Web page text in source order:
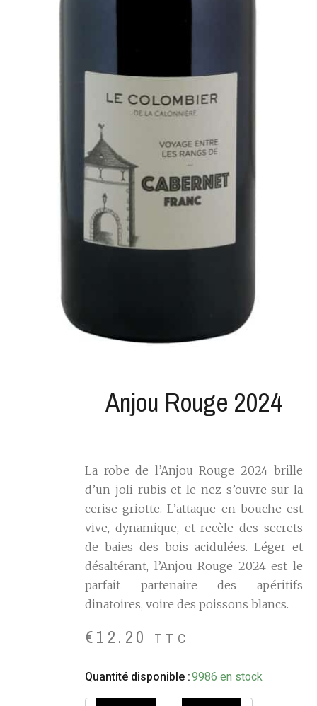
Anjou Rouge 2024
La robe de l’Anjou Rouge 2024 brille
d’un joli rubis et le nez s’ouvre sur la
cerise griotte. L’attaque en bouche est
vive, dynamique, et recèle des secrets
de baies des bois acidulées. Léger et
désaltérant, l’Anjou Rouge 2024 est le
parfait partenaire des apéritifs
dinatoires, voire des poissons blancs.
€12.20 TTC
Quantité disponible :9986 en stock